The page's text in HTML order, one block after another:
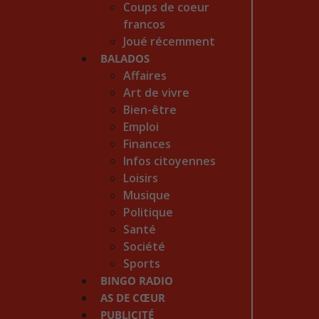
Coups de coeur
francos
Joué récemment
BALADOS
Affaires
Art de vivre
Bien-être
Emploi
Finances
Infos citoyennes
Loisirs
Musique
Politique
Santé
Société
Sports
BINGO RADIO
AS DE CŒUR
PUBLICITÉ